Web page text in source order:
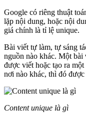
Google có riêng thuật
lặp nội dung, hoặc nội
giá chính là tỉ lệ unique.
Bài viết tự làm, tự sáng
nguồn nào khác. Một
được viết hoặc tạo ra
nơi nào khác, thì đó
Content unique là gì